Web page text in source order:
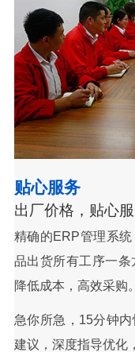
贴心服务
出厂价格，贴心
精确的ERP管理系
品出货所有工序一
降低成本，高效采购。
急你所急，15分钟
建议，深度指导优化